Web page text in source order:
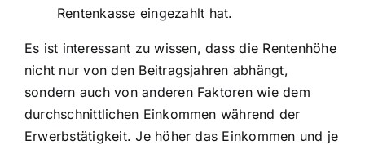
Rentenkasse eingezahlt hat.
Es ist interessant zu wissen, dass die Rentenhöhe
nicht nur von den Beitragsjahren abhängt,
sondern auch von anderen Faktoren wie dem
durchschnittlichen Einkommen während der
Erwerbstätigkeit. Je höher das Einkommen und je